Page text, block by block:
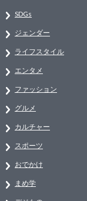
SDGs
ジェンダー
ライフスタイル
エンタメ
ファッション
グルメ
カルチャー
スポーツ
おでかけ
まめ学